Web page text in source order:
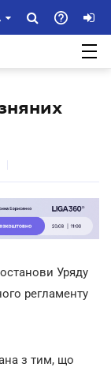
Уряду
регламенту
з тим, що